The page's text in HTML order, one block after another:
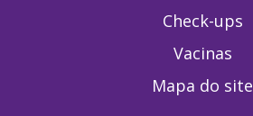
Check-ups
Vacinas
Mapa do site